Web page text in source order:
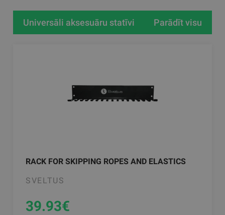
Universāli aksesuāru statīvi Parādīt visu
RACK FOR SKIPPING ROPES AND ELASTICS
SVELTUS
39.93€